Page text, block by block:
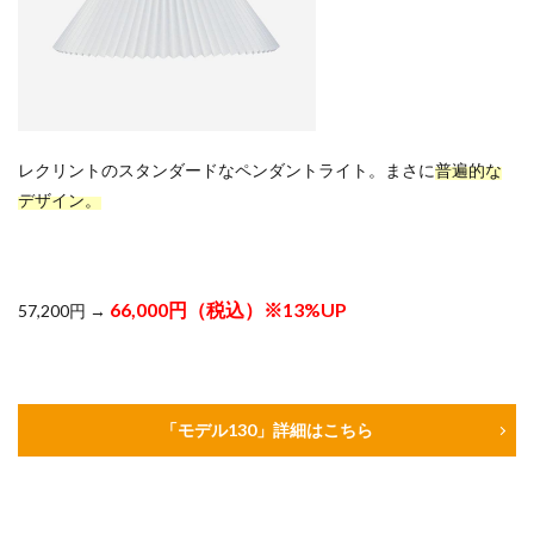
レクリントのスタンダードなペンダントライト。まさに普遍的な
デザイン。
57,200円 → 66,000円（税込）※13%UP
「モデル130」詳細はこちら